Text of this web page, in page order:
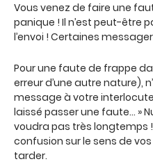
Vous venez de faire une
panique ! Il n’est peut-être
l’envoi ! Certaines
Pour une faute de frappe
erreur d’une autre nature),
message à votre
laissé passer une faute… »
voudra pas très longtemps
confusion sur le sens de
tarder.